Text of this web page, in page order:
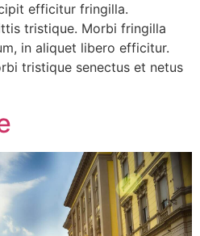
efficitur fringilla.
tristique. Morbi fringilla
in aliquet libero efficitur.
tristique senectus et netus